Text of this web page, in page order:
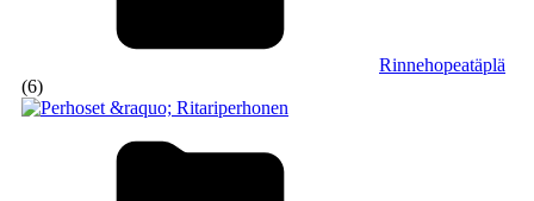
Rinnehopeatäplä
(6)